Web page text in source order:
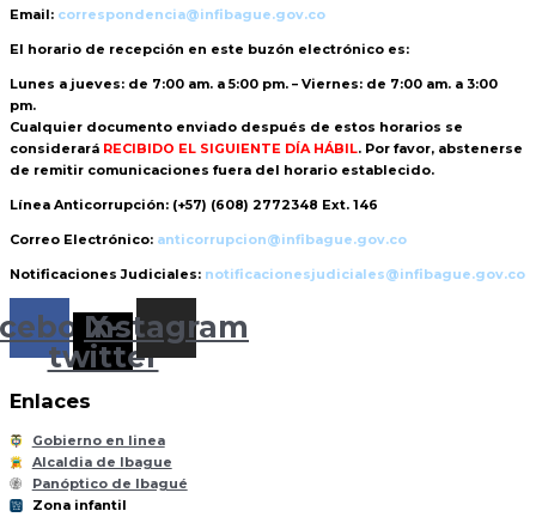
Email: correspondencia@infibague.gov.co
El horario de recepción en este buzón electrónico es:
Lunes a jueves: de 7:00 am. a 5:00 pm. – Viernes: de 7:00 am. a 3:00
pm.
Cualquier documento enviado después de estos horarios se
considerará RECIBIDO EL SIGUIENTE DÍA HÁBIL. Por favor, abstenerse
de remitir comunicaciones fuera del horario establecido.
Línea Anticorrupción: (+57) (608) 2772348 Ext. 146
Correo Electrónico: anticorrupcion@infibague.gov.co
Notificaciones Judiciales: notificacionesjudiciales@infibague.gov.co
X-
twitter
Instagram
Enlaces
Gobierno en linea
Alcaldia de Ibague
Panóptico de Ibagué
til
Zona infantil